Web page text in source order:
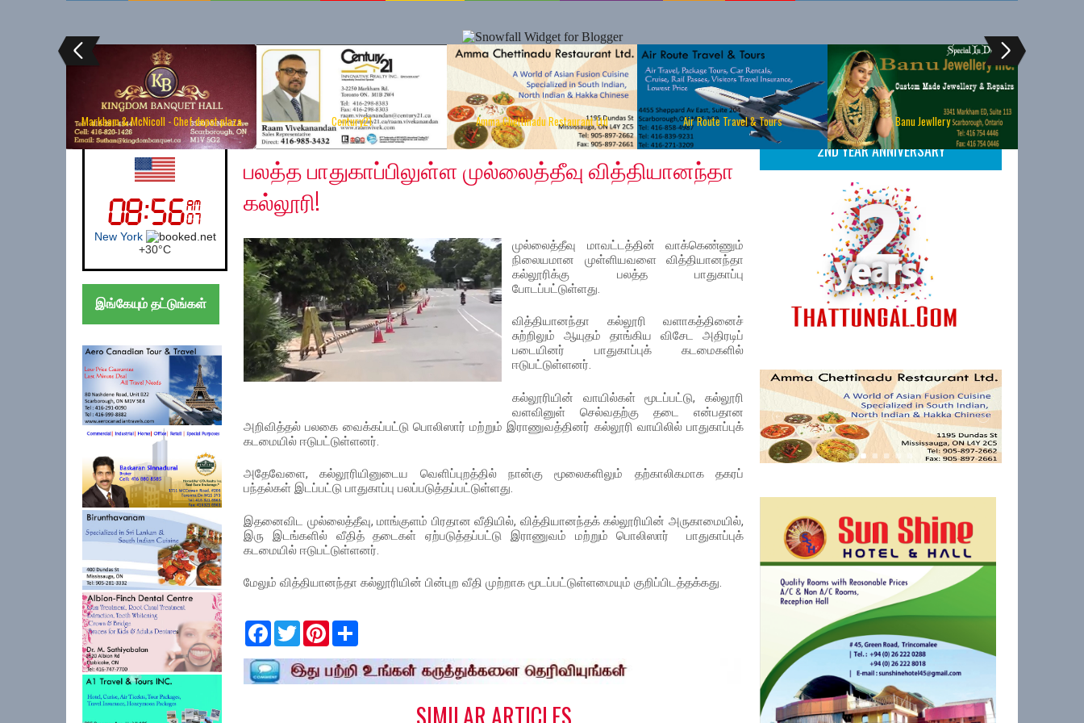
Markham & McNicoll - Chef depot plaza Century21 Amma Chettinadu Restaurant Ltd Air Route Travel & Tours Banu Jewllery
UK (London)
London
+24°C
இங்கேயும் தட்டுங்கள்
Thursday, August 6, 2020
பலத்த பாதுகாப்பிலுள்ள முல்லைத்தீவு வித்தியானந்தா
கல்லூரி!
முல்லைத்தீவு மாவட்டத்தின் வாக்கெண்ணும்
நிலையமான முள்ளியவளை வித்தியானந்தா
கல்லூரிக்கு பலத்த பாதுகாப்பு
போடப்பட்டுள்ளது.
வித்தியானந்தா கல்லூரி வளாகத்தினைச்
சுற்றிலும் ஆயுதம் தாங்கிய விசேட அதிரடிப்
படையினர் பாதுகாப்புக் கடமைகளில்
ஈடுபட்டுள்ளனர்.
கல்லூரியின் வாயில்கள் மூடப்பட்டு, கல்லூரி
வளவினுள் செல்வதற்கு தடை என்பதான
அறிவித்தல் பலகை வைக்கப்பட்டு பொலிஸார் மற்றும் இராணுவத்தினர் கல்லூரி வாயிலில் பாதுகாப்புக்
கடமையில் ஈடுபட்டுள்ளனர்.
அதேவேளை, கல்லூரியினுடைய வெளிப்புறத்தில் நான்கு மூலைகளிலும் தற்காலிகமாக தகரப்
பந்தல்கள் இடப்பட்டு பாதுகாப்பு பலப்படுத்தப்பட்டுள்ளது.
இதனைவிட முல்லைத்தீவு, மாங்குளம் பிரதான வீதியில், வித்தியானந்தக் கல்லூரியின் அருகாமையில்,
இரு இடங்களில் வீதித் தடைகள் ஏற்படுத்தப்பட்டு இராணுவம் மற்றும் பொலிஸார் பாதுகாப்புக்
கடமையில் ஈடுபட்டுள்ளனர்.
மேலும் வித்தியானந்தா கல்லூரியின் பின்புற வீதி முற்றாக மூடப்பட்டுள்ளமையும் குறிப்பிடத்தக்கது.
F
e
b
T
w
t
t
P
t
e
r
e
SIMILAR ARTICLES
2ND YEAR ANNIVERSARY